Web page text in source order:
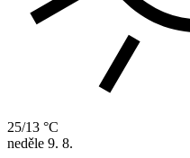
25/13 °C
neděle 9. 8.